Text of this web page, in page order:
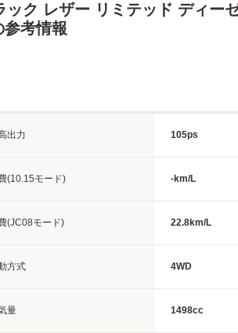
ク レザー リミテッド ディー
考情報
出力 105ps
(10.15モード) -km/L
(JC08モード) 22.8km/L
方式 4WD
量 1498cc